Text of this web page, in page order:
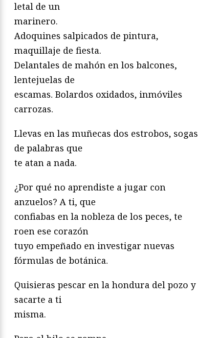
letal de un
marinero.
Adoquines salpicados de pintura,
maquillaje de fiesta.
Delantales de mahón en los balcones,
lentejuelas de
escamas. Bolardos oxidados, inmóviles
carrozas.
Llevas en las muñecas dos estrobos, sogas
de palabras que
te atan a nada.
¿Por qué no aprendiste a jugar con
anzuelos? A ti, que
confiabas en la nobleza de los peces, te
roen ese corazón
tuyo empeñado en investigar nuevas
fórmulas de botánica.
Quisieras pescar en la hondura del pozo y
sacarte a ti
misma.